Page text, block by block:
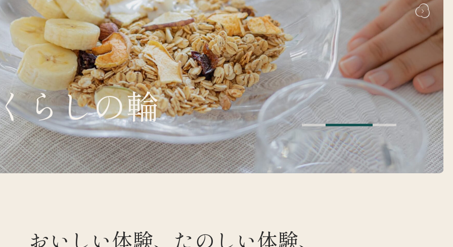
くらすわとは
らしの輪
おいしい体験、たのしい体験、